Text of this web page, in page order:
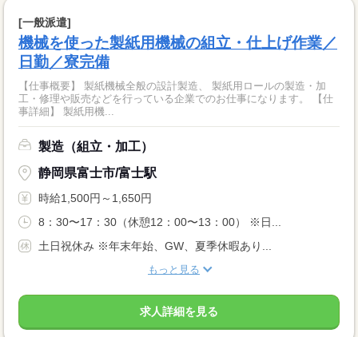
[一般派遣]
機械を使った製紙用機械の組立・仕上げ作業／
日勤／寮完備
【仕事概要】 製紙機械全般の設計製造、 製紙用ロールの製造・加
工・修理や販売などを行っている企業でのお仕事になります。 【仕
事詳細】 製紙用機...
製造（組立・加工）
静岡県富士市/富士駅
時給1,500円～1,650円
8：30〜17：30（休憩12：00〜13：00） ※日...
土日祝休み ※年末年始、GW、夏季休暇あり...
もっと見る
求人詳細を見る